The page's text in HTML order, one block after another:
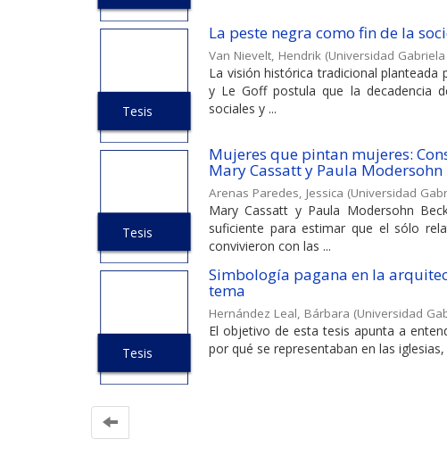
Tesis
La peste negra como fin de la
Van Nievelt, Hendrik (Universidad
La visión histórica tradicional
y Le Goff postula que la decadencia
sociales y ...
Tesis
Mujeres que pintan mujeres:
Mary Cassatt y Paula Modersohn
Arenas Paredes, Jessica (Universidad
Mary Cassatt y Paula Modersohn
suficiente para estimar que el sólo
convivieron con las ...
Tesis
Simbología pagana en la
tema
Hernández Leal, Bárbara (Universidad
El objetivo de esta tesis apunta a
por qué se representaban en las